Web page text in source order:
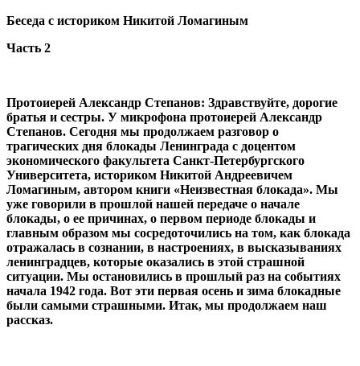
Беседа с историком Никитой Ломагиным
Часть 2
Протоиерей Александр Степанов: Здравствуйте, дорогие
братья и сестры. У микрофона протоиерей Александр
Степанов. Сегодня мы продолжаем разговор о
трагических дня блокады Ленинграда с доцентом
экономического факультета Санкт-Петербургского
Университета, историком Никитой Андреевичем
Ломагиным, автором книги «Неизвестная блокада». Мы
уже говорили в прошлой нашей передаче о начале
блокады, о ее причинах, о первом периоде блокады и
главным образом мы сосредоточились на том, как блокада
отражалась в сознании, в настроениях, в высказываниях
ленинградцев, которые оказались в этой страшной
ситуации. Мы остановились в прошлый раз на событиях
начала 1942 года. Вот эти первая осень и зима блокадные
были самыми страшными. Итак, мы продолжаем наш
рассказ.